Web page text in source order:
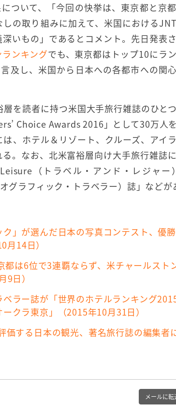
ついて、「今回の快挙は、東京都と京
の取り組みに加えて、米国における
いもの」であるとコメント。先日発表
ンキングでも、東京都はトップ10にラ
及し、米国から日本への各都市への関
を読者に持つ米国大手旅行雑誌のひと
Choice Awards 2016」として30万人
、ホテル＆リゾート、クルーズ、アイ
。なお、北米富裕層向け大手旅行雑誌
（トラベル・アンド・レジャ
ラフィック・トラベラー）誌」などが
」が選んだ日本の写真コンテスト、優
14日）
都は6位で3連覇ならず、米チャールス
日）
ラー誌が「世界のホテルランキング
クラ東京」（2015年10月31日）
価する日本の観光、著名旅行誌の編集者
メールに転